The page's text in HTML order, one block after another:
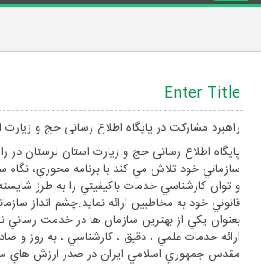
Enter Title
راهبرد مشارکت در پایگاه اطلاع رسانی حج و
پایگاه اطلاع رسانی حج و زیارت استان لرستان در
سازماني خود تلاش مي کند با برنامه محوري، نگاه
و توان کارشناسي خدمات باکيفيتي را به طرز
قانوني خود به مخاطبين ارائه نمايد.چشم انداز
بعنوان يکي از بهترين سازمان ها در خدمت رساني
ارائه خدمات علمي ، دقيق ، کارشناسي ، به روز و
مقدس جمهوري اسلامي ايران در صدر ارزش هاي